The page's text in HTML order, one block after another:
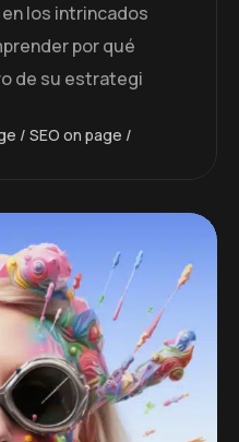
los intrincados
por qué
de su estrategi
SEO on page